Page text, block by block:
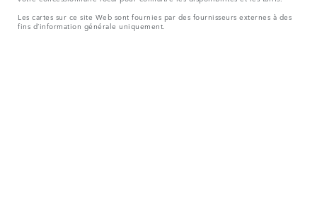
Les cartes sur ce site Web sont fournies par des fournisseurs externes à des
fins d’information générale uniquement.